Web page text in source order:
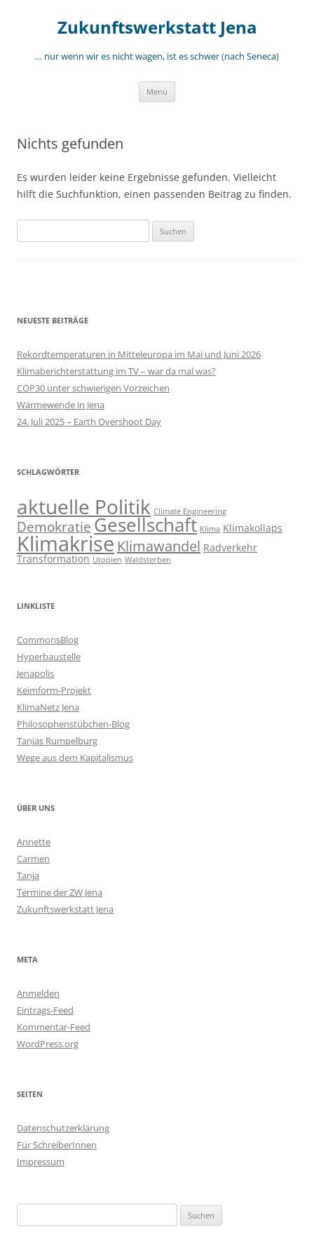
springenZukunftswerkstatt Jena
… nur wenn wir es nicht wagen, ist es schwer (nach Seneca)
Menü
Nichts gefunden
Es wurden leider keine Ergebnisse gefunden. Vielleicht
hilft die Suchfunktion, einen passenden Beitrag zu finden.
nach:
NEUESTE BEITRÄGE
Rekordtemperaturen in Mitteleuropa im Mai und Juni 2026
Klimaberichterstattung im TV – war da mal was?
COP30 unter schwierigen Vorzeichen
Wärmewende in Jena
24. Juli 2025 – Earth Overshoot Day
SCHLAGWÖRTER
aktuelle Politik Climate Engineering
DemokratieGesellschaft Klima Klimakollaps
Klimakrise Klimawandel Radverkehr
Transformation Utopien Waldsterben
LINKLISTE
CommonsBlog
Hyperbaustelle
Jenapolis
Keimform-Projekt
KlimaNetz Jena
Philosophenstübchen-Blog
Tanjas Rumpelburg
Wege aus dem Kapitalismus
ÜBER UNS
Annette
Carmen
Tanja
Termine der ZW Jena
Zukunftswerkstatt Jena
META
Anmelden
Eintrags-Feed
Kommentar-Feed
WordPress.org
SEITEN
Datenschutzerklärung
Für SchreiberInnen
Impressum
nach: